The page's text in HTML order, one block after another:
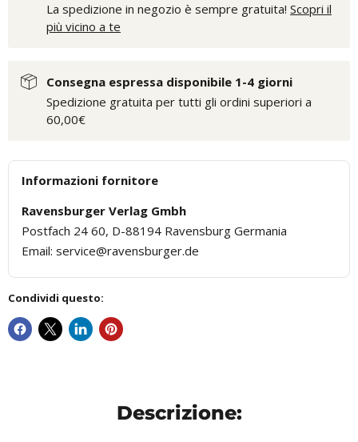
La spedizione in negozio è sempre gratuita! Scopri il
più vicino a te
Consegna espressa disponibile 1-4 giorni
Spedizione gratuita per tutti gli ordini superiori a
60,00€
Informazioni fornitore
Ravensburger Verlag Gmbh
Postfach 24 60, D-88194 Ravensburg Germania
Email: service@ravensburger.de
Condividi questo:
Descrizione: